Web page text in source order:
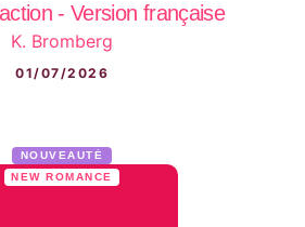
- Version française
K. Bromberg
01/07/2026
NOUVEAUTÉ
NEW ROMANCE